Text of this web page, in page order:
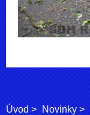
Úvod Novinky